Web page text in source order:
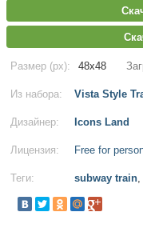
Размер (px): 48x48
Из набора: Vista Style
Дизайнер: Icons Land
Лицензия: Free for
Теги: subway train,